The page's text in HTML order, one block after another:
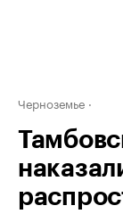
Черноземье